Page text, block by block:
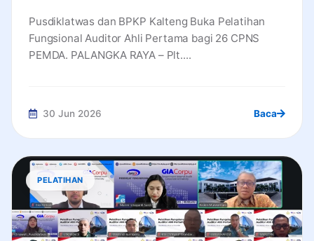
Pusdiklatwas dan BPKP Kalteng Buka Pelatihan
Fungsional Auditor Ahli Pertama bagi 26 CPNS
PEMDA. PALANGKA RAYA – Plt....
30 Jun 2026 Baca
PELATIHAN